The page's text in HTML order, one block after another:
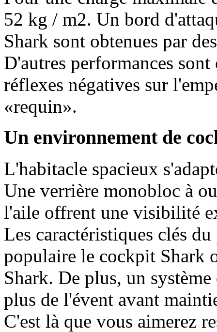
52 kg / m2. Un bord
Shark sont obtenues par
D'autres performances
réflexes négatives sur
«requin».
Un environnement de
L'habitacle spacieux
Une verrière monobloc à
l'aile offrent une visibilité
Les caractéristiques clés
populaire le cockpit Shark
Shark. De plus, un
plus de l'évent avant
C'est là que vous aimerez